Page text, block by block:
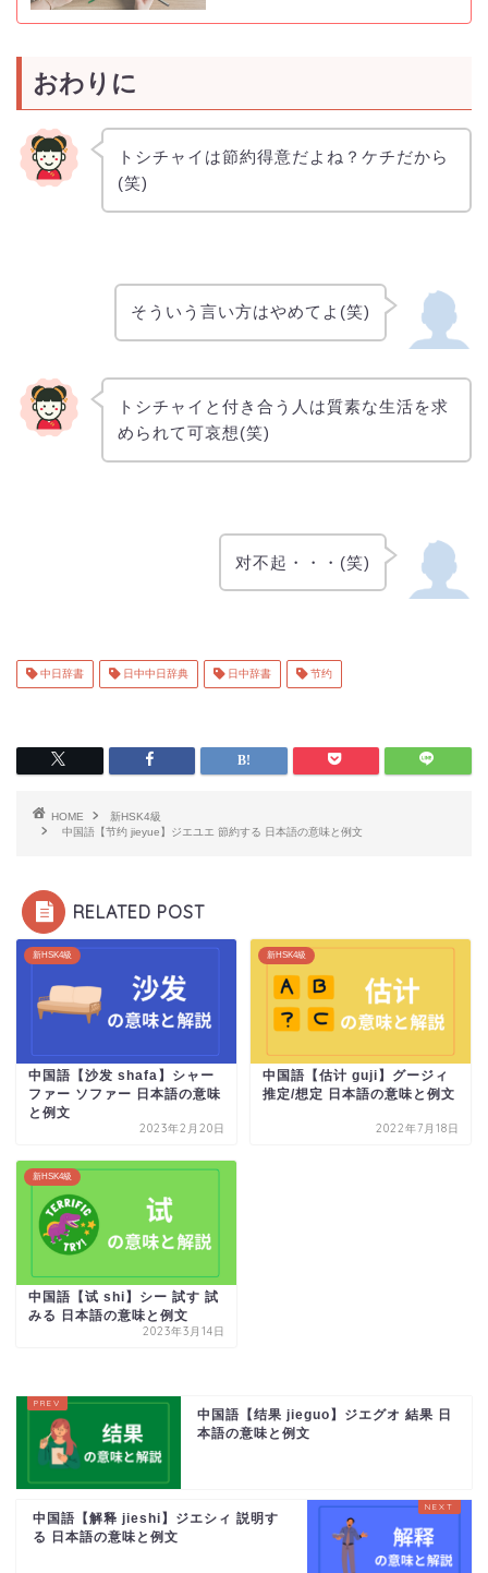
おわりに
トシチャイは節約得意だよね？ケチだから
(笑)
そういう言い方はやめてよ(笑)
トシチャイと付き合う人は質素な生活を求
められて可哀想(笑)
对不起・・・(笑)
中日辞書 日中中日辞典 日中辞書 节约
HOME
新HSK4級
中国語【节约 jieyue】ジエユエ 節約する 日本語の意味と例文
RELATED POST
新HSK4級
中国語【沙发 shafa】シャー
ファー ソファー 日本語の意味
と例文
2023年2月20日
新HSK4級
中国語【估计 guji】グージィ
推定/想定 日本語の意味と例文
2022年7月18日
新HSK4級
中国語【试 shi】シー 試す 試
みる 日本語の意味と例文
2023年3月14日
中国語【结果 jieguo】ジエグオ 結果 日
本語の意味と例文
中国語【解释 jieshi】ジエシィ 説明す
る 日本語の意味と例文